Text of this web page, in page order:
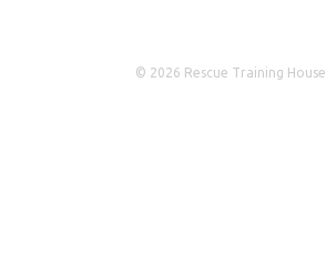
© 2026 Rescue Training House